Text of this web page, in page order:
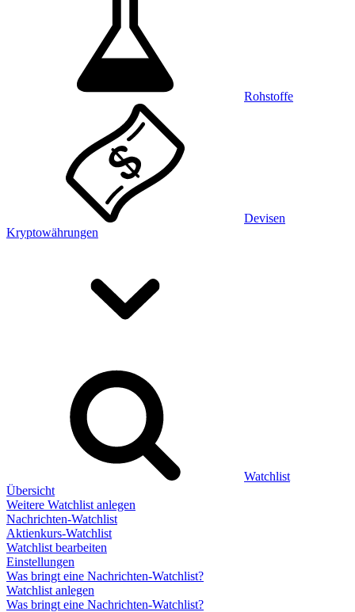
Rohstoffe
Devisen
Kryptowährungen
Watchlist
Übersicht
Weitere Watchlist anlegen
Nachrichten-Watchlist
Aktienkurs-Watchlist
Watchlist bearbeiten
Einstellungen
Was bringt eine Nachrichten-Watchlist?
Watchlist anlegen
Was bringt eine Nachrichten-Watchlist?